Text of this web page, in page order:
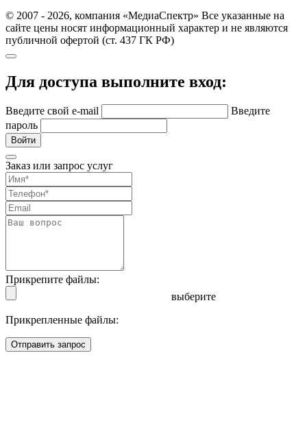
© 2007 - 2026, компания «МедиаСпектр» Все указанные на
сайте цены носят информационный характер и не являются
публичной офертой (ст. 437 ГК РФ)
Для доступа выполните вход:
Введите свой e-mail
Введите
пароль
Войти
Заказ или запрос услуг
Прикрепите файлы:
выберите
Прикрепленные файлы:
Отправить запрос